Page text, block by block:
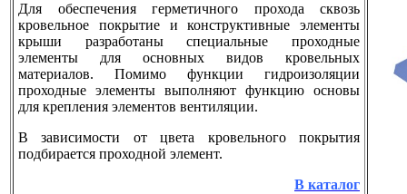
Для обеспечения герметичного прохода сквозь
кровельное покрытие и конструктивные элементы
крыши разработаны специальные проходные
элементы для основных видов кровельных
материалов. Помимо функции гидроизоляции
проходные элементы выполняют функцию основы
для крепления элементов вентиляции.
В зависимости от цвета кровельного покрытия
подбирается проходной элемент.
В каталог